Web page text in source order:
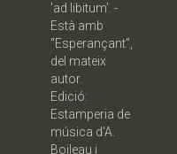
'ad libitum'. -
Està amb
“Esperançant”,
del mateix
autor.
Edició:
Estamperia de
música d'A.
Boileau i